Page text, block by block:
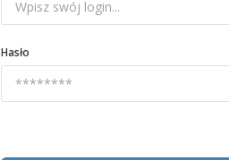
Hasło